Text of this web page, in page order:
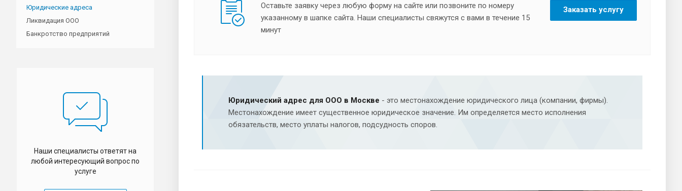
Оставьте заявку через любую форму на сайте или позвоните по номеру
указанному в шапке сайта. Наши специалисты свяжутся с вами в течение 15
минут
Заказать услугу
Юридический адрес для ООО в Москве - это местонахождение юридического лица (компании, фирмы).
Местонахождение имеет существенное юридическое значение. Им определяется место исполнения
обязательств, место уплаты налогов, подсудность споров.
Юридические адреса
Ликвидация ООО
Банкротство предприятий
Наши специалисты ответят на
любой интересующий вопрос по
услуге